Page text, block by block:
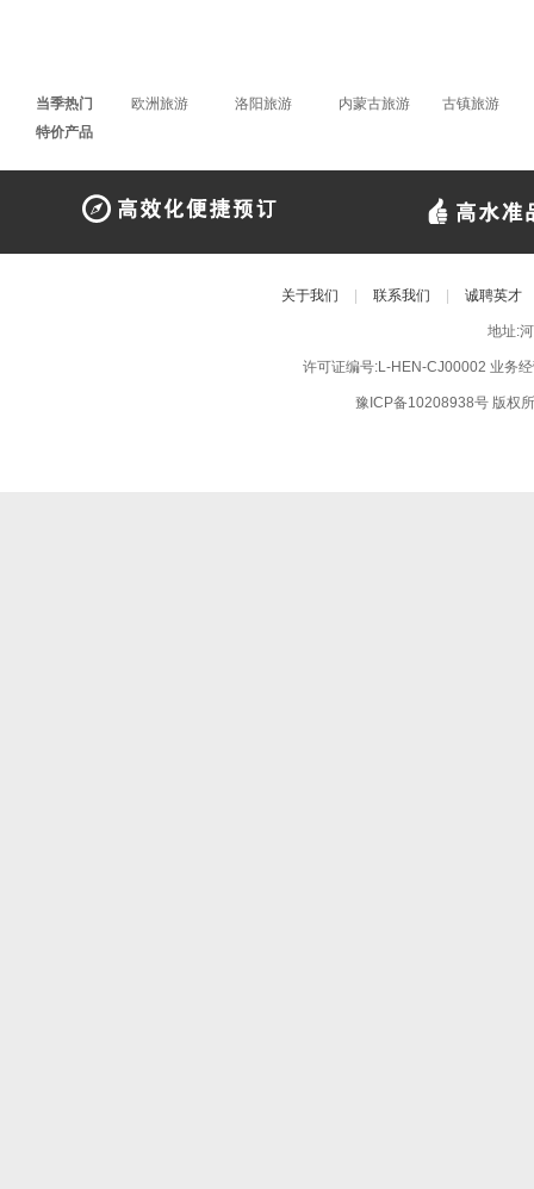
当季热门 欧洲旅游 洛阳旅游 内蒙古旅游
古镇旅游
特价产品
关于我们 联系我们 诚聘英才
地址:
许可证编号:L-HEN-CJ00002 业务
豫ICP备10208938号 版权